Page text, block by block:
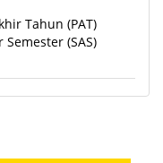
Tahun (PAT)
(SAS)
2023 Tk. Kwarran